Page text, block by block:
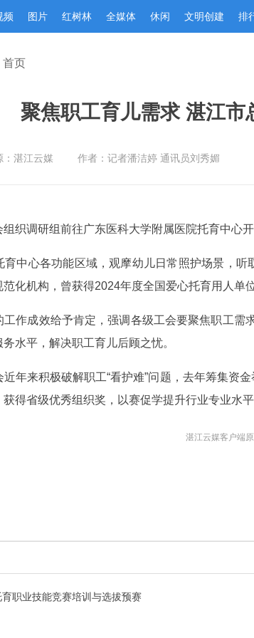
频 图片 红树林 全媒体 休闲 文明创建 排
首页
聚焦职工育儿需求 湛江
：湛江云媒 作者：记者潘洁婷 通讯员刘秀媚
织调研组前往广东医科大学附属医院托育中心
育中心各功能区域，观摩幼儿日常照护场景，
化机构，曾获得2024年度全国爱心托育用人单
工作成效给予肯定，强调各级工会要聚焦职工
水平，解决职工育儿后顾之忧。
年来积极破解职工“看护难”问题，去年筹集资
得省级优秀组织奖，以赛促学提升行业专业水平
湛江云媒客户端
职业技能竞赛培训与选拔预赛